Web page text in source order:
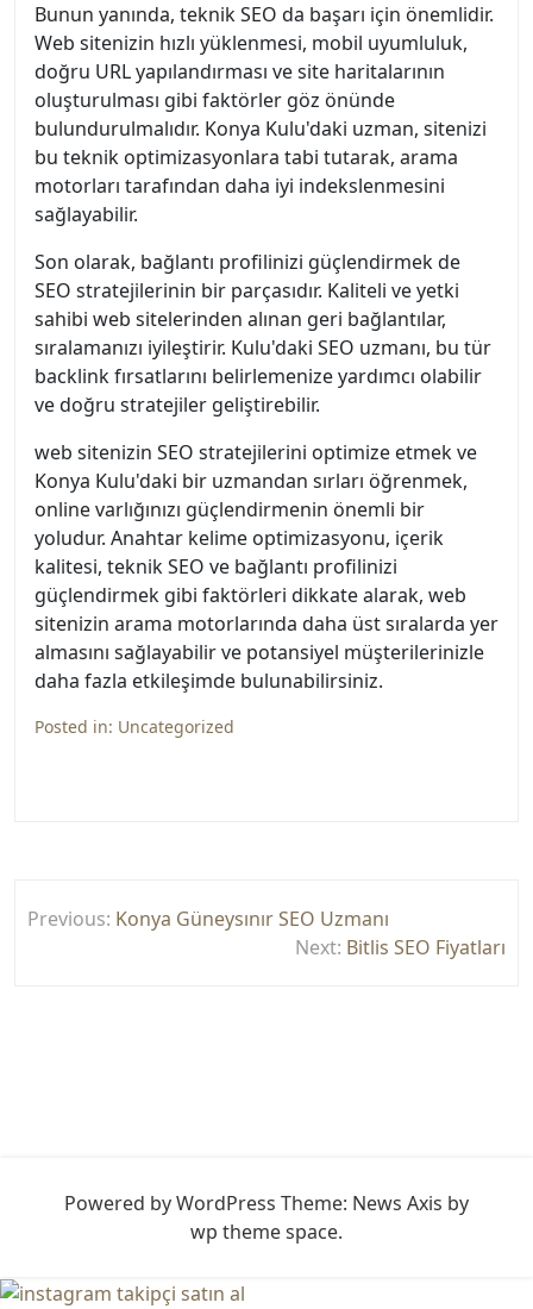
Bunun yanında, teknik SEO da başarı için önemlidir.
Web sitenizin hızlı yüklenmesi, mobil uyumluluk,
doğru URL yapılandırması ve site haritalarının
oluşturulması gibi faktörler göz önünde
bulundurulmalıdır. Konya Kulu'daki uzman, sitenizi
bu teknik optimizasyonlara tabi tutarak, arama
motorları tarafından daha iyi indekslenmesini
sağlayabilir.
Son olarak, bağlantı profilinizi güçlendirmek de
SEO stratejilerinin bir parçasıdır. Kaliteli ve yetki
sahibi web sitelerinden alınan geri bağlantılar,
sıralamanızı iyileştirir. Kulu'daki SEO uzmanı, bu tür
backlink fırsatlarını belirlemenize yardımcı olabilir
ve doğru stratejiler geliştirebilir.
web sitenizin SEO stratejilerini optimize etmek ve
Konya Kulu'daki bir uzmandan sırları öğrenmek,
online varlığınızı güçlendirmenin önemli bir
yoludur. Anahtar kelime optimizasyonu, içerik
kalitesi, teknik SEO ve bağlantı profilinizi
güçlendirmek gibi faktörleri dikkate alarak, web
sitenizin arama motorlarında daha üst sıralarda yer
almasını sağlayabilir ve potansiyel müşterilerinizle
daha fazla etkileşimde bulunabilirsiniz.
Posted in: Uncategorized
gezinmesi
Previous: Konya Güneysınır SEO Uzmanı
Next: Bitlis SEO Fiyatları
Powered by WordPress Theme: News Axis by
wp theme space.